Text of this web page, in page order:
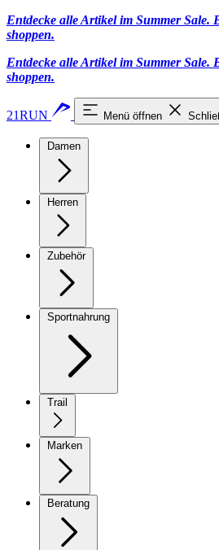
Entdecke alle Artikel im Summer Sale.
shoppen.
Entdecke alle Artikel im Summer Sale.
shoppen.
21RUN Menü öffnen
Damen
Herren
Zubehör
Sportnahrung
Trail
Marken
Beratung